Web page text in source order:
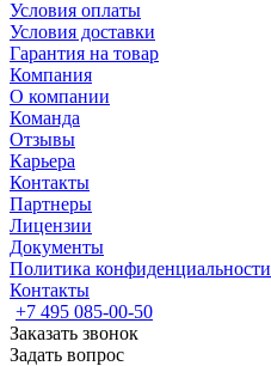
Условия оплаты
Условия доставки
Гарантия на товар
Компания
О компании
Команда
Отзывы
Карьера
Контакты
Партнеры
Лицензии
Документы
Политика конфиденциальности
Контакты
+7 495 085-00-50
Заказать звонок
Задать вопрос